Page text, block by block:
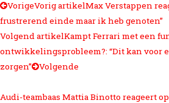
VorigeVorig artikelMax Verstappen
frustrerend einde maar ik heb genoten”
Volgend artikelKampt Ferrari met een
ontwikkelingsprobleem?: “Dit kan voor
zorgen”
Volgende
Audi-teambaas Mattia Binotto reageert